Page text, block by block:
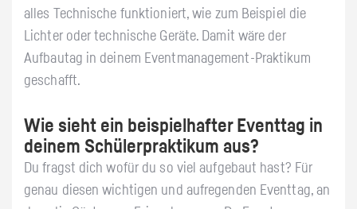
alles Technische funktioniert, wie zum Beispiel die
Lichter oder technische Geräte. Damit wäre der
Aufbautag in deinem Eventmanagement-Praktikum
geschafft.
Wie sieht ein beispielhafter Eventtag in
deinem Schülerpraktikum aus?
Du fragst dich wofür du so viel aufgebaut hast? Für
genau diesen wichtigen und aufregenden Eventtag, an